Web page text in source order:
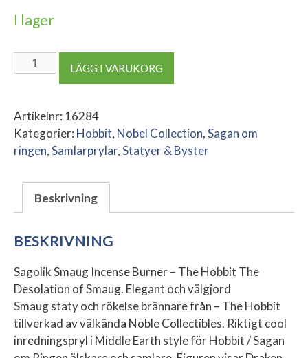
I lager
Smaug
Incense
-
The
Hobbit
Desolation
Smaug
mängd
LÄGG I VARUKORG
Artikelnr: 16284
Kategorier: Hobbit, Nobel Collection,Sagan om
ringen,Samlarprylar,Statyer & Byster
Beskrivning
BESKRIVNING
Sagolik Smaug Incense Burner – The Hobbit The
Desolation of Smaug. Elegant och välgjord
Smaug staty och rökelse brännare från – The Hobbit
tillverkad av välkända Noble Collectibles. Riktigt cool
inredningspryl i Middle Earth style för Hobbit / Sagan